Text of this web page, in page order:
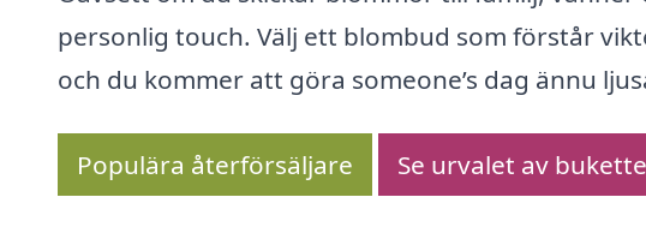
personlig touch. Välj ett blombud som förstår
och du kommer att göra someone’s dag ännu
Populära återförsäljare Se urvalet av